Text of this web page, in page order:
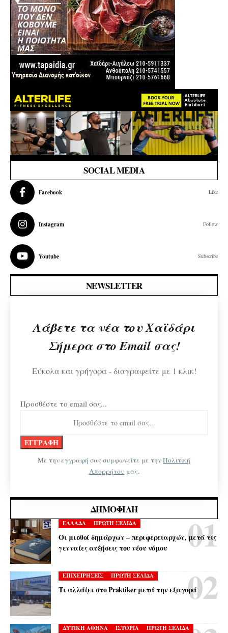
SOCIAL MEDIA
Facebook Like
Instagram Follow
Youtube Subscribe
NEWSLETTER
Λάβετε τα νέα του Χαϊδάρι
Σήμερα στο Email σας!
Εύκολα και γρήγορα - διαγραφείτε με 1 κλικ!
Προσθέστε το email σας...
Με την εγγραφή σας συμφωνείτε με τηνΠολιτική
Απορρήτου μας.
ΔΗΜΟΦΙΛΉ
ΕΛΛΑΔΑ ΠΡΩΤΗ ΣΕΛΙΔΑ
Οι μισθοί δημάρχων – περιφερειαρχών, μετά τις
γενναίες αυξήσεις του νέου νόμου
ΕΠΙΧΕΙΡΗΣΕΙΣ ΠΡΩΤΗ ΣΕΛΙΔΑ
Τι αλλάζει στο Praktiker μετά την εξαγορά
ΔΥΤΙΚΗ ΑΘΗΝΑ ΙΣΤΟΡΙΑ ΠΡΩΤΗ ΣΕΛΙΔΑ